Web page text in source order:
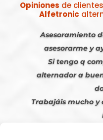
Opiniones de
Alfetronic
Asesoramiento
asesorarme y
Si tengo q
alternador a
Trabajáis mucho y